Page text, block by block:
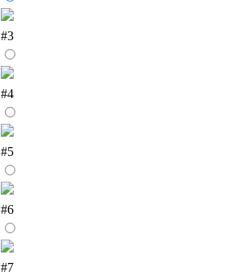
#3
#4
#5
#6
#7